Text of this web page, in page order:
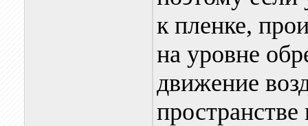
к пленке,
на уровне
движение